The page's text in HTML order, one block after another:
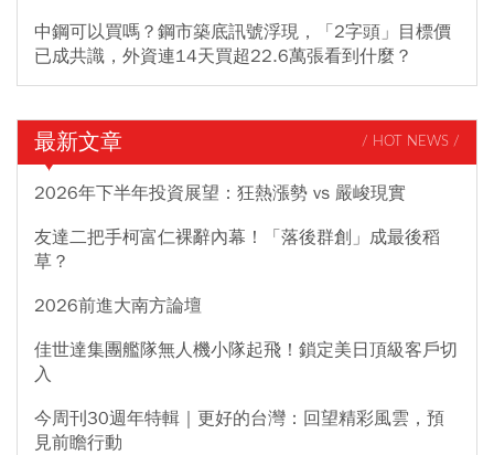
中鋼可以買嗎？鋼市築底訊號浮現，「2字頭」目標價
已成共識，外資連14天買超22.6萬張看到什麼？
最新文章 / HOT NEWS /
2026年下半年投資展望：狂熱漲勢 vs 嚴峻現實
友達二把手柯富仁裸辭內幕！「落後群創」成最後稻
草？
2026前進大南方論壇
佳世達集團艦隊無人機小隊起飛！鎖定美日頂級客戶切
入
今周刊30週年特輯｜更好的台灣：回望精彩風雲，預
見前瞻行動